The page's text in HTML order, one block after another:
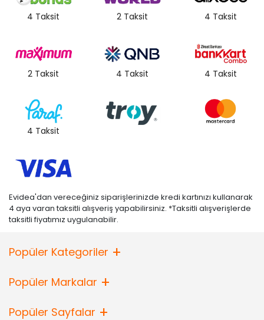
4 Taksit 2 Taksit 4 Taksit
2 Taksit 4 Taksit 4 Taksit
4 Taksit
Evidea'dan vereceğiniz siparişlerinizde kredi kartınızı kullanarak
4 aya varan taksitli alışveriş yapabilirsiniz. *Taksitli alışverişlerde
taksitli fiyatımız uygulanabilir.
Popüler Kategoriler
Popüler Markalar
Popüler Sayfalar